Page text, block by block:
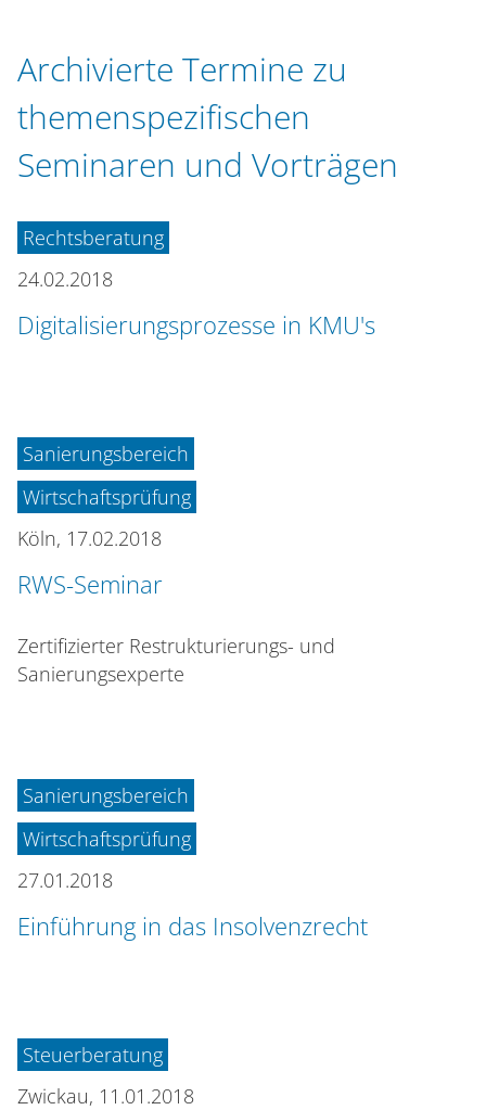
Archivierte Termine zu
themenspezifischen
Seminaren und Vorträgen
Rechtsberatung
24.02.2018
Digitalisierungsprozesse in KMU's
Sanierungsbereich
Wirtschaftsprüfung
Köln, 17.02.2018
RWS-Seminar
Zertifizierter Restrukturierungs- und
Sanierungsexperte
Sanierungsbereich
Wirtschaftsprüfung
27.01.2018
Einführung in das Insolvenzrecht
Steuerberatung
Zwickau, 11.01.2018